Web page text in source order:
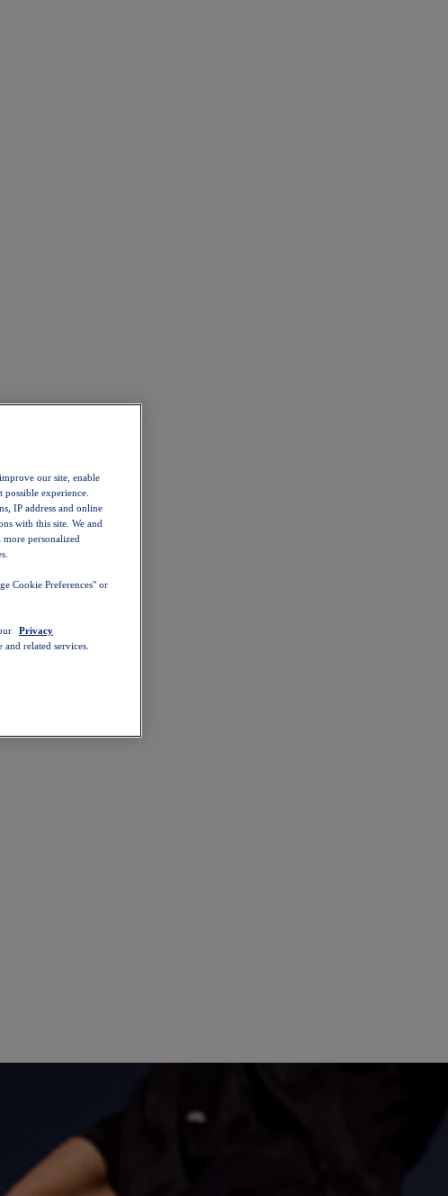
our site, enable
experience.
IP address and online
with this site. We and
personalized
Cookie Preferences" or
Privacy
related services.